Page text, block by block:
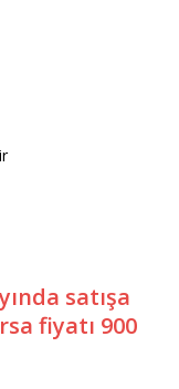
satışa
fiyatı 900